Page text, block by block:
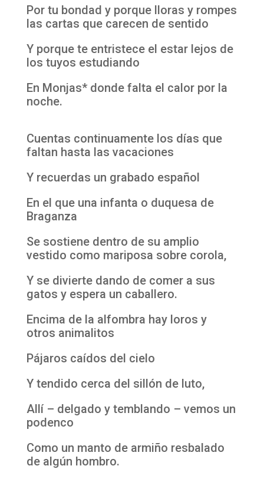
Por tu bondad y porque lloras y rompes
las cartas que carecen de sentido
Y porque te entristece el estar lejos de
los tuyos estudiando
En Monjas* donde falta el calor por la
noche.
Cuentas continuamente los días que
faltan hasta las vacaciones
Y recuerdas un grabado español
En el que una infanta o duquesa de
Braganza
Se sostiene dentro de su amplio
vestido como mariposa sobre corola,
Y se divierte dando de comer a sus
gatos y espera un caballero.
Encima de la alfombra hay loros y
otros animalitos
Pájaros caídos del cielo
Y tendido cerca del sillón de luto,
Allí – delgado y temblando – vemos un
podenco
Como un manto de armiño resbalado
de algún hombro.